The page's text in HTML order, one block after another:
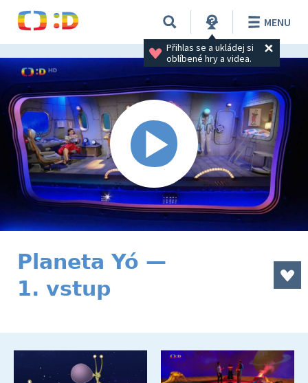
Přihlas se a ukládej si
oblíbené hry a videa.
MENU
Planeta Yó —
1. vstup